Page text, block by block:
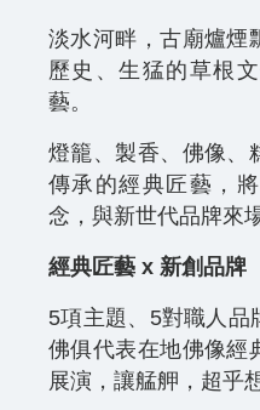
淡水河畔，古廟爐煙
歷史、生猛的草根
藝。
燈籠、製香、佛像、
傳承的經典匠藝，
念，與新世代品牌來
經典匠藝 x 新創品牌
5項主題、5對職人品
佛俱代表在地佛像經
展演，讓艋舺，超乎